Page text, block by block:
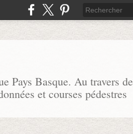
Pays Basque. Au travers de
et courses pédestres